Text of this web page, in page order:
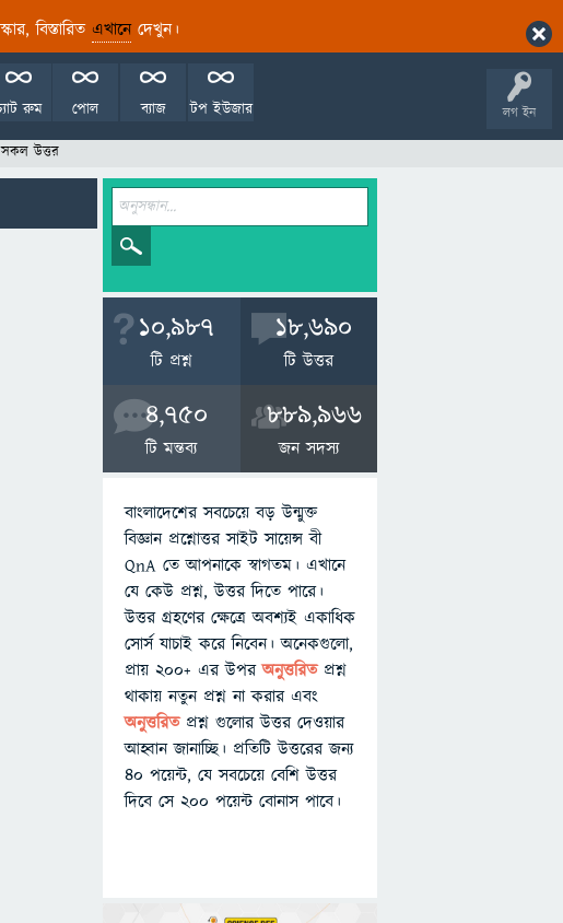
বিস্তারিত এখানেদেখুন।
লগ ইন
টপ ইউজার
ব্যাজ
পোল
রুম
সকল উত্তর
10,987
টি প্রশ্ন
18,690
টি উত্তর
4,750
টি মন্তব্য
889,966
জন সদস্য
বাংলাদেশের সবচেয়ে বড় উন্মুক্ত
বিজ্ঞান প্রশ্নোত্তর সাইট সায়েন্স বী
QnA তে আপনাকে স্বাগতম। এখানে
যে কেউ প্রশ্ন, উত্তর দিতে পারে।
উত্তর গ্রহণের ক্ষেত্রে অবশ্যই একাধিক
সোর্স যাচাই করে নিবেন। অনেকগুলো,
প্রায় ২০০+ এর উপরঅনুত্তরিতপ্রশ্ন
থাকায় নতুন প্রশ্ন না করার এবং
অনুত্তরিত প্রশ্ন গুলোর উত্তর দেওয়ার
আহ্বান জানাচ্ছি। প্রতিটি উত্তরের জন্য
৪০ পয়েন্ট, যে সবচেয়ে বেশি উত্তর
দিবে সে ২০০ পয়েন্ট বোনাস পাবে।